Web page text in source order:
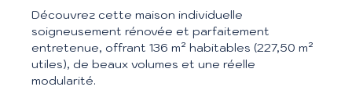
Découvrez cette maison individuelle
soigneusement rénovée et parfaitement
entretenue, offrant 136 m² habitables (227,50 m²
utiles), de beaux volumes et une réelle
modularité.